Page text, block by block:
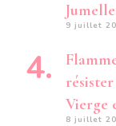
9 juillet
Vierge
8 juillet